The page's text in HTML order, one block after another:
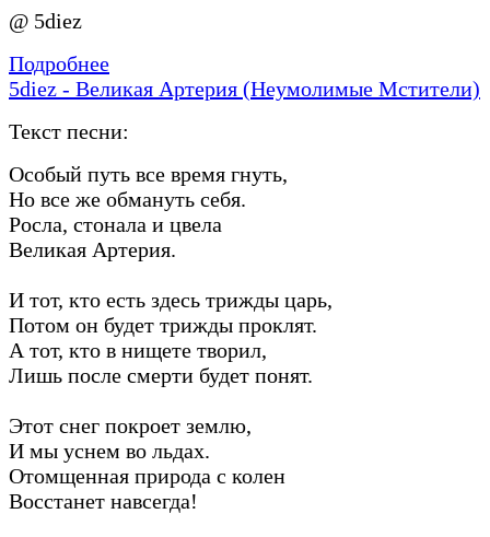
@ 5diez
Подробнее
5diez - Великая Артерия (Неумолимые Мстители)
Текст песни:
Особый путь все время гнуть,
Но все же обмануть себя.
Росла, стонала и цвела
Великая Артерия.
И тот, кто есть здесь трижды царь,
Потом он будет трижды проклят.
А тот, кто в нищете творил,
Лишь после смерти будет понят.
Этот снег покроет землю,
И мы уснем во льдах.
Отомщенная природа с колен
Восстанет навсегда!